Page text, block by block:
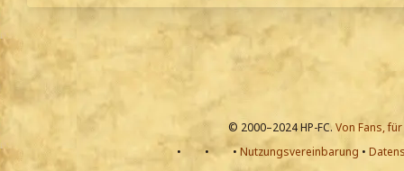
© 2000–2024 HP-FC. Von Fans,
•
• • Nutzungsvereinbarung •